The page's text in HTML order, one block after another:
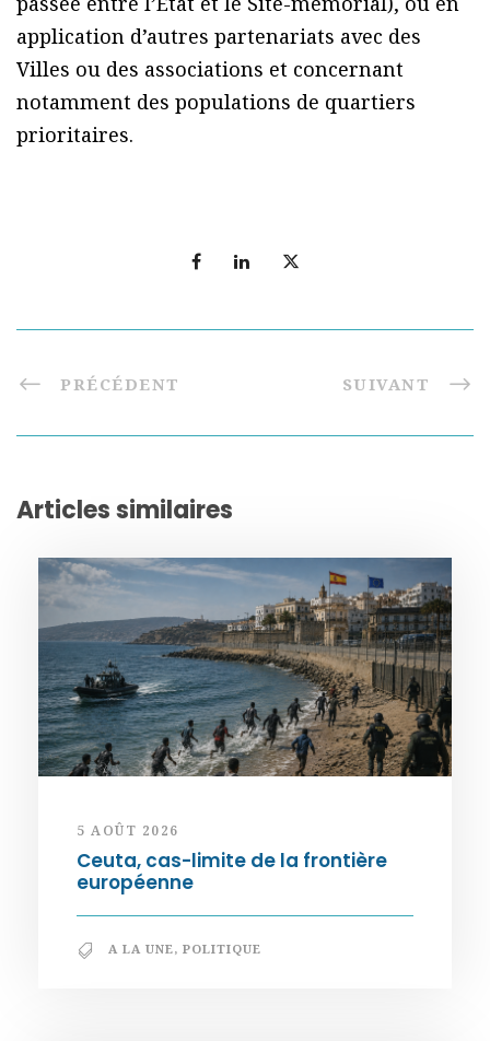
application d’autres partenariats avec des
Villes ou des associations et concernant
notamment des populations de quartiers
prioritaires.
PRÉCÉDENT SUIVANT
Articles similaires
5 AOÛT 2026
Ceuta, cas-limite de la frontière
européenne
A LA UNE, POLITIQUE